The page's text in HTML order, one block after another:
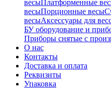
весыПлатформенные
весыПорционные весы
весыАксессуары для
БУ оборудование и
Приборы снятые с
О нас
Контакты
Доставка и оплата
Реквизиты
Упаковка